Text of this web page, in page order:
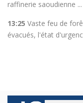
raffinerie saoudienne ...
13:25 Vaste feu de
évacués, l'état